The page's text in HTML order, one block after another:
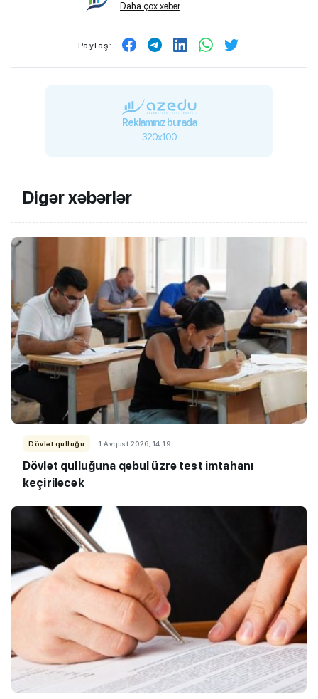
Daha çox xəbər
Paylaş:
Reklamınız burada
320x100
Digər xəbərlər
Dövlət qulluğu 1 Avqust 2026, 14:19
Dövlət qulluğuna qəbul üzrə test imtahanı
keçiriləcək